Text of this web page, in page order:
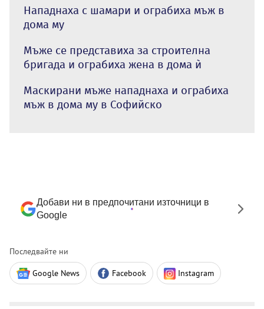
Нападнаха с шамари и ограбиха мъж в
дома му
Мъже се представиха за строителна
бригада и ограбиха жена в дома ѝ
Маскирани мъже нападнаха и ограбиха
мъж в дома му в Софийско
Добави ни в предпочитани източници в
Google
Последвайте ни
Google News Facebook Instagram